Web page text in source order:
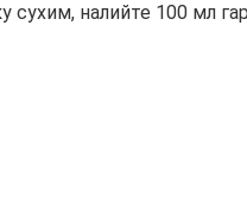
налийте 100 мл